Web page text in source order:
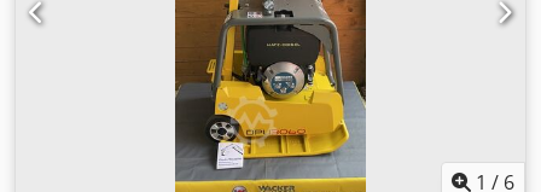
"40924 Equippo" is commonly used when looking up more
details online. 💡 Why this machine and our service stands
out: ✔ Thorough inspection by professionals ✔ Jobsite
delivery available ✔ Money-Back Guaranteed ✔ Secure and
flexible payment options 🔄 Considering other equipment
options? We offer helpful tools and resources for all
equipment owners and operators – easily accessible on1 / 6